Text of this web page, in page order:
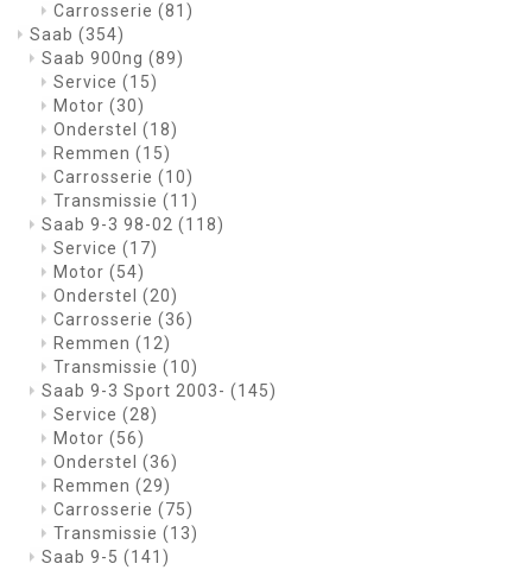
Carrosserie (81)
Saab (354)
Saab 900ng (89)
Service (15)
Motor (30)
Onderstel (18)
Remmen (15)
Carrosserie (10)
Transmissie (11)
Saab 9-3 98-02 (118)
Service (17)
Motor (54)
Onderstel (20)
Carrosserie (36)
Remmen (12)
Transmissie (10)
Saab 9-3 Sport 2003- (145)
Service (28)
Motor (56)
Onderstel (36)
Remmen (29)
Carrosserie (75)
Transmissie (13)
Saab 9-5 (141)